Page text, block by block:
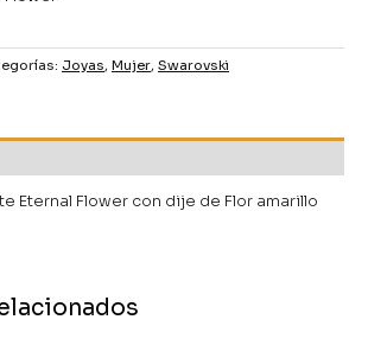
Joyas, Mujer, Swarovski
Eternal Flower con dije de Flor amarillo